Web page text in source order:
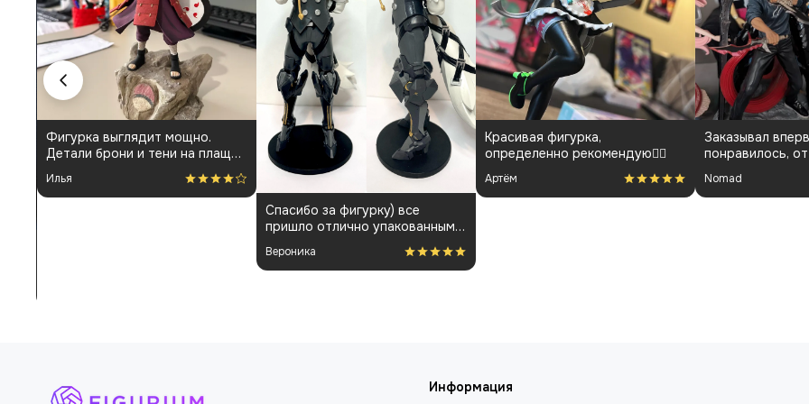
Фигурка выглядит мощно.
Детали брони и тени на плаще
проработаны аккуратно.
Пришла быстро и без
повреждений. Немного
Илья
Спасибо за фигурку) все
пришло отлично упакованным.
Отдельная благодарность за
покраску модели.
Вероника
Красивая фигурка,
определенно рекомендую👍🏻
Артём
Заказывал
понравилось,
менеджарами
покраса
Nomad
Информация